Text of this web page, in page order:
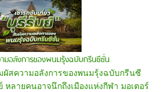
มอลังการของพนมรุ้งฉบับกรีนซีซั่น
ผัสความอลังการของพนมรุ้งฉบับกรีนซี
ลายคนอาจนึกถึงเมืองแห่งกีฬา มอเตอร์